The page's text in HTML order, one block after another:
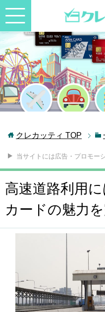
クレカッティ TOP
当サイトには広告・プロモー
高速道路利用
カードの魅力